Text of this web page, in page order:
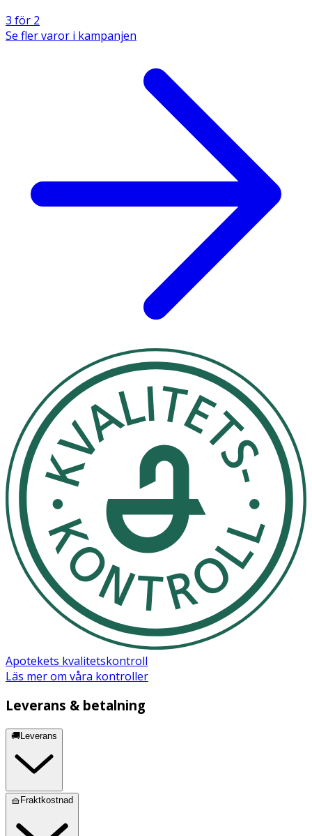
3 för 2
Se fler varor i kampanjen
Apotekets kvalitetskontroll
Läs mer om våra kontroller
Leverans & betalning
🚚Leverans
🧺Fraktkostnad